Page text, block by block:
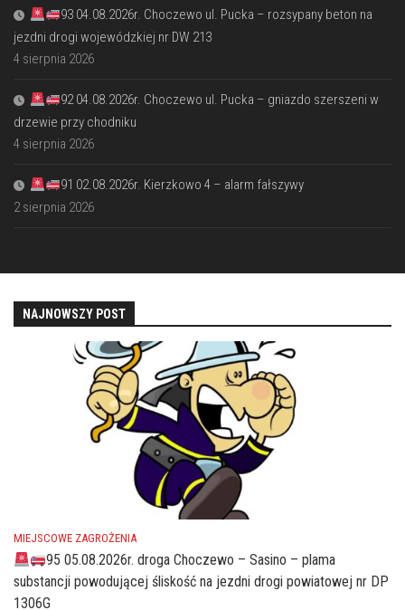
93 04.08.2026r. Choczewo ul. Pucka – rozsypany beton na
jezdni drogi wojewódzkiej nr DW 213
4 sierpnia 2026
92 04.08.2026r. Choczewo ul. Pucka – gniazdo szerszeni w
drzewie przy chodniku
4 sierpnia 2026
91 02.08.2026r. Kierzkowo 4 – alarm fałszywy
2 sierpnia 2026
NAJNOWSZY POST
MIEJSCOWE ZAGROŻENIA
95 05.08.2026r. droga Choczewo – Sasino – plama
substancji powodującej śliskość na jezdni drogi powiatowej nr DP
1306G